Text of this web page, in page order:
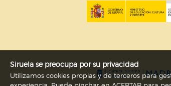
Siruela se preocupa por su privacidad
Utilizamos cookies propias y de terceros para